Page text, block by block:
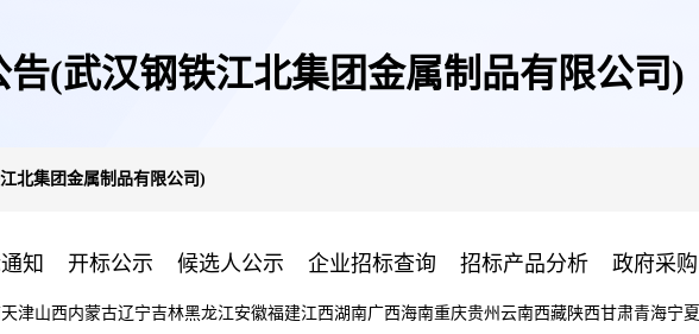
告(武汉钢铁江北集团金属制品有限公司)
北集团金属制品有限公司)
知 开标公示 候选人公示 企业招标查询 招标产品分析 政府采购
天津山西内蒙古辽宁吉林黑龙江安徽福建江西湖南广西海南重庆贵州 云南西藏陕西甘肃青海宁夏